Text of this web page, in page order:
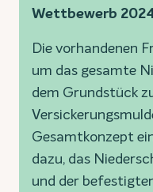
Wettbewerb
Die vorhandenen
um das gesamte
dem Grundstück
Gesamtkonzept
dazu, das
und der